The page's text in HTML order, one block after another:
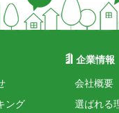
ング
企業情報
会社概要
選ばれる